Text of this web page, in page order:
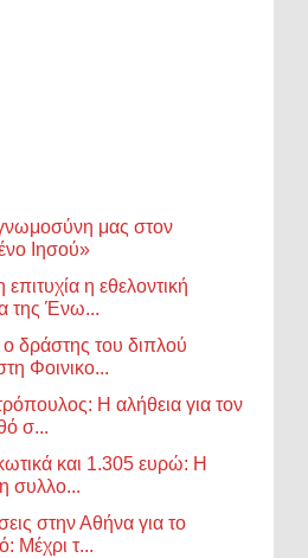
μας στον
Ιησού»
η εθελοντική
της Ένω...
δράστης του διπλού
Φοινικο...
Η αλήθεια για τον
σ...
και 1.305 ευρώ: Η
συλλο...
στην Αθήνα για το
Μέχρι τ...